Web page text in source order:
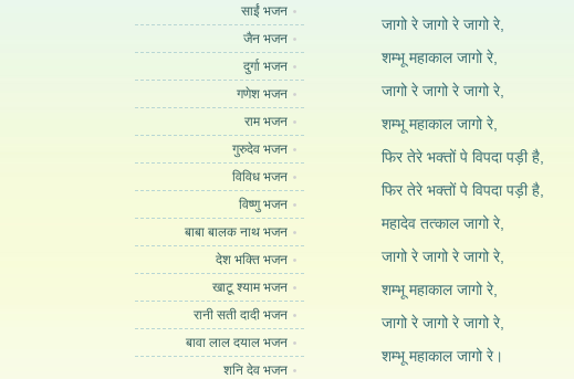
साईं भजन
जैन भजन
दुर्गा भजन
गणेश भजन
राम भजन
गुरुदेव भजन
विविध भजन
विष्णु भजन
बाबा बालक नाथ भजन
देश भक्ति भजन
खाटू श्याम भजन
रानी सती दादी भजन
बावा लाल दयाल भजन
शनि देव भजन
जागो रे जागो रे जागो रे,
शम्भू महाकाल जागो रे,
जागो रे जागो रे जागो रे,
शम्भू महाकाल जागो रे,
फिर तेरे भक्तों पे विपदा पड़ी है,
फिर तेरे भक्तों पे विपदा पड़ी है,
महादेव तत्काल जागो रे,
जागो रे जागो रे जागो रे,
शम्भू महाकाल जागो रे,
जागो रे जागो रे जागो रे,
शम्भू महाकाल जागो रे।